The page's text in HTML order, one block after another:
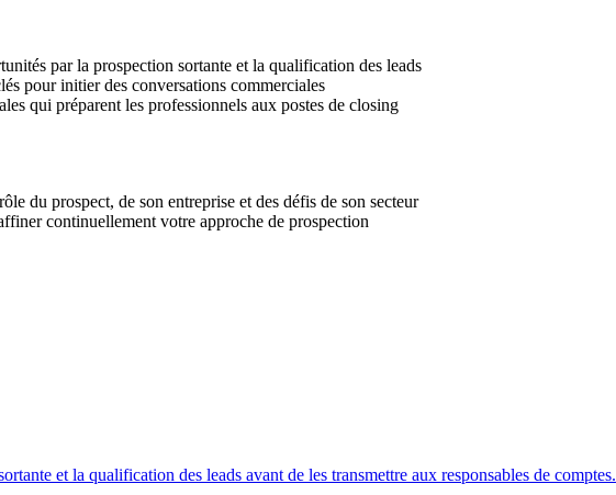
par la prospection sortante et la qualification des leads
pour initier des conversations commerciales
qui préparent les professionnels aux postes de closing
du prospect, de son entreprise et des défis de son secteur
continuellement votre approche de prospection
et la qualification des leads avant de les transmettre aux responsables de comptes.